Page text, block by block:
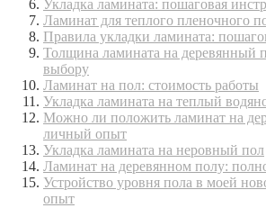
Укладка ламината: пошаговая
Ламинат для теплого пленочного
Правила укладки ламината:
Толщина ламината на деревянный
выбору
Ламинат на пол: стоимость работы
Укладка ламината на теплый
Можно ли положить ламинат на
личный опыт
Укладка ламината на неровный пол
Ламинат на деревянном полу:
Устройство уровня пола в моей
опыт